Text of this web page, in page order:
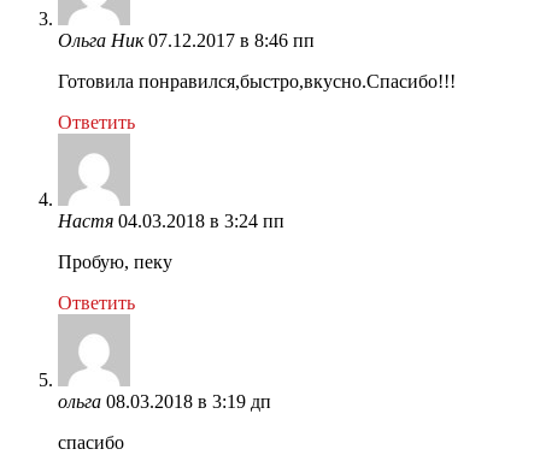
Ольга Ник 07.12.2017 в 8:46 пп
Готовила понравился,быстро,вкусно.Спасибо!!!
Ответить
Настя 04.03.2018 в 3:24 пп
Пробую, пеку
Ответить
ольга 08.03.2018 в 3:19 дп
спасибо